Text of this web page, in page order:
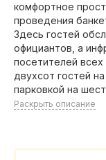
комфортное
проведения
Здесь гостей
официантов, а
посетителей
двухсот гостей
парковкой на
Раскрыть описание